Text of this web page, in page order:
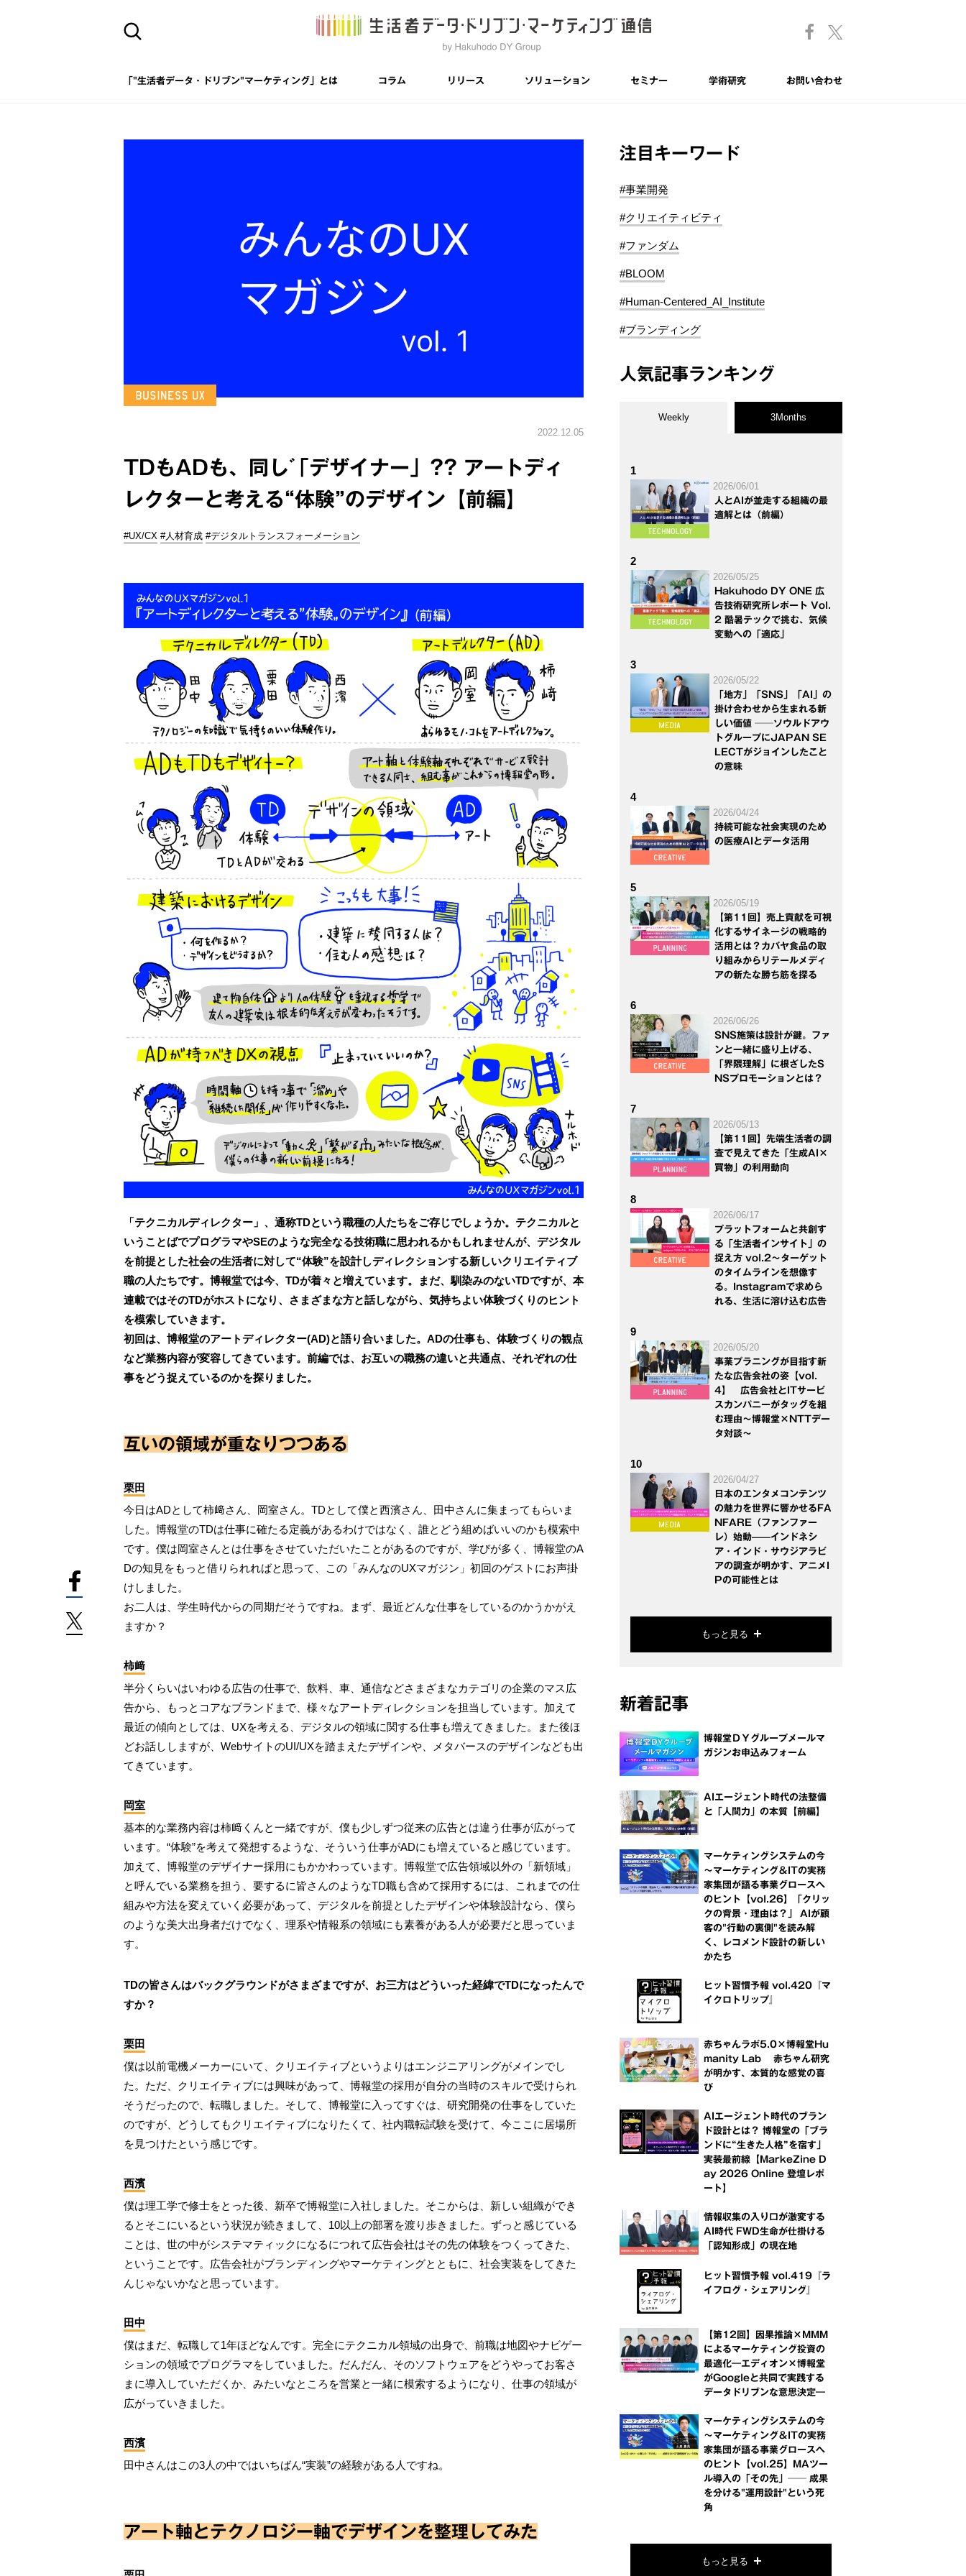
「"生活者データ・ドリブン"マーケティング」とは コラム リリース ソリューション セミナー 学術研究 お問い合わせ
2022.12.05
TDもADも、同じ「デザイナー」?? アートディ
レクターと考える“体験”のデザイン【前編】
#UX/CX #人材育成 #デジタルトランスフォーメーション
「テクニカルディレクター」、通称TDという職種の人たちをご存じでしょうか。テクニカルと
いうことばでプログラマやSEのような完全なる技術職に思われるかもしれませんが、デジタル
を前提とした社会の生活者に対して“体験”を設計しディレクションする新しいクリエイティブ
職の人たちです。博報堂では今、TDが着々と増えています。まだ、馴染みのないTDですが、本
連載ではそのTDがホストになり、さまざまな方と話しながら、気持ちよい体験づくりのヒント
を模索していきます。
初回は、博報堂のアートディレクター(AD)と語り合いました。ADの仕事も、体験づくりの観点
など業務内容が変容してきています。前編では、お互いの職務の違いと共通点、それぞれの仕
事をどう捉えているのかを探りました。
互いの領域が重なりつつある
栗田
今日はADとして柿﨑さん、岡室さん。TDとして僕と西濱さん、田中さんに集まってもらいま
した。博報堂のTDは仕事に確たる定義があるわけではなく、誰とどう組めばいいのかも模索中
です。僕は岡室さんとは仕事をさせていただいたことがあるのですが、学びが多く、博報堂のA
Dの知見をもっと借りられればと思って、この「みんなのUXマガジン」初回のゲストにお声掛
けしました。
お二人は、学生時代からの同期だそうですね。まず、最近どんな仕事をしているのかうかがえ
ますか？
柿﨑
半分くらいはいわゆる広告の仕事で、飲料、車、通信などさまざまなカテゴリの企業のマス広
告から、もっとコアなブランドまで、様々なアートディレクションを担当しています。加えて
最近の傾向としては、UXを考える、デジタルの領域に関する仕事も増えてきました。また後ほ
どお話ししますが、WebサイトのUI/UXを踏まえたデザインや、メタバースのデザインなども出
てきています。
岡室
基本的な業務内容は柿﨑くんと一緒ですが、僕も少しずつ従来の広告とは違う仕事が広がって
います。“体験”を考えて発想するような、そういう仕事がADにも増えていると感じています。
加えて、博報堂のデザイナー採用にもかかわっています。博報堂で広告領域以外の「新領域」
と呼んでいる業務を担う、要するに皆さんのようなTD職も含めて採用するには、これまでの仕
組みや方法を変えていく必要があって、デジタルを前提としたデザインや体験設計なら、僕ら
のような美大出身者だけでなく、理系や情報系の領域にも素養がある人が必要だと思っていま
す。
TDの皆さんはバックグラウンドがさまざまですが、お三方はどういった経緯でTDになったんで
すか？
栗田
僕は以前電機メーカーにいて、クリエイティブというよりはエンジニアリングがメインでし
た。ただ、クリエイティブには興味があって、博報堂の採用が自分の当時のスキルで受けられ
そうだったので、転職しました。そして、博報堂に入ってすぐは、研究開発の仕事をしていた
のですが、どうしてもクリエイティブになりたくて、社内職転試験を受けて、今ここに居場所
を見つけたという感じです。
西濱
僕は理工学で修士をとった後、新卒で博報堂に入社しました。そこからは、新しい組織ができ
るとそこにいるという状況が続きまして、10以上の部署を渡り歩きました。ずっと感じている
ことは、世の中がシステマティックになるにつれて広告会社はその先の体験をつくってきた、
ということです。広告会社がブランディングやマーケティングとともに、社会実装をしてきた
んじゃないかなと思っています。
田中
僕はまだ、転職して1年ほどなんです。完全にテクニカル領域の出身で、前職は地図やナビゲー
ションの領域でプログラマをしていました。だんだん、そのソフトウェアをどうやってお客さ
まに導入していただくか、みたいなところを営業と一緒に模索するようになり、仕事の領域が
広がっていきました。
西濱
田中さんはこの3人の中ではいちばん“実装”の経験がある人ですね。
アート軸とテクノロジー軸でデザインを整理してみた
注目キーワード
#事業開発
#クリエイティビティ
#ファンダム
#BLOOM
#Human-Centered_AI_Institute
#ブランディング
人気記事ランキング
Weekly 3Months
1
2026/06/01
人とAIが並走する組織の最
適解とは（前編）
2
2026/05/25
Hakuhodo DY ONE 広
告技術研究所レポート Vol.
2 酷暑テックで挑む、気候
変動への「適応」
3
2026/05/22
「地方」「SNS」「AI」の
掛け合わせから生まれる新
しい価値 ──ソウルドアウ
トグループにJAPAN SE
LECTがジョインしたこと
の意味
4
2026/04/24
持続可能な社会実現のため
の医療AIとデータ活用
5
2026/05/19
【第11回】売上貢献を可視
化するサイネージの戦略的
活用とは？カバヤ食品の取
り組みからリテールメディ
アの新たな勝ち筋を探る
6
2026/06/26
SNS施策は設計が鍵。ファ
ンと一緒に盛り上げる、
「界隈理解」に根ざしたS
NSプロモーションとは？
7
2026/05/13
【第11回】先端生活者の調
査で見えてきた「生成AI×
買物」の利用動向
8
2026/06/17
プラットフォームと共創す
る「生活者インサイト」の
捉え方 vol.2～ターゲット
のタイムラインを想像す
る。Instagramで求めら
れる、生活に溶け込む広告
9
2026/05/20
事業プラニングが目指す新
たな広告会社の姿【vol.
4】 広告会社とITサービ
スカンパニーがタッグを組
む理由～博報堂×NTTデー
タ対談～
10
2026/04/27
日本のエンタメコンテンツ
の魅力を世界に響かせるFA
NFARE（ファンファー
レ）始動——インドネシ
ア・インド・サウジアラビ
アの調査が明かす、アニメI
Pの可能性とは
もっと見る
新着記事
博報堂ＤＹグループメールマ
ガジンお申込みフォーム
AIエージェント時代の法整備
と「人間力」の本質【前編】
マーケティングシステムの今
～マーケティング＆ITの実務
家集団が語る事業グロースへ
のヒント【vol.26】「クリッ
クの背景・理由は？」 AIが顧
客の"行動の裏側"を読み解
く、レコメンド設計の新しい
かたち
ヒット習慣予報 vol.420『マ
イクロトリップ』
赤ちゃんラボ5.0×博報堂Hu
manity Lab 赤ちゃん研究
が明かす、本質的な感覚の喜
び
AIエージェント時代のブラン
ド設計とは？ 博報堂の「ブラ
ンドに“生きた人格”を宿す」
実装最前線【MarkeZine D
ay 2026 Online 登壇レポ
ート】
情報収集の入り口が激変する
AI時代 FWD生命が仕掛ける
「認知形成」の現在地
ヒット習慣予報 vol.419『ラ
イフログ・シェアリング』
【第12回】因果推論×MMM
によるマーケティング投資の
最適化―エディオン×博報堂
がGoogleと共同で実践する
データドリブンな意思決定―
マーケティングシステムの今
～マーケティング＆ITの実務
家集団が語る事業グロースへ
のヒント【vol.25】MAツー
ル導入の「その先」── 成果
を分ける"運用設計"という死
角
もっと見る